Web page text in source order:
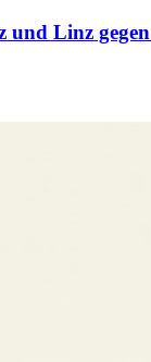
und Linz